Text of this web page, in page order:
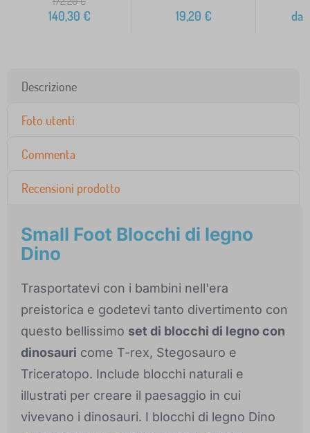
140,30 € 19,20 € da
Descrizione
Foto utenti
Commenta
Recensioni prodotto
Small Foot Blocchi di legno
Dino
Trasportatevi con i bambini nell'era
preistorica e godetevi tanto divertimento con
questo bellissimo set di blocchi di legno con
dinosauri come T-rex, Stegosauro e
Triceratopo. Include blocchi naturali e
illustrati per creare il paesaggio in cui
vivevano i dinosauri. I blocchi di legno Dino